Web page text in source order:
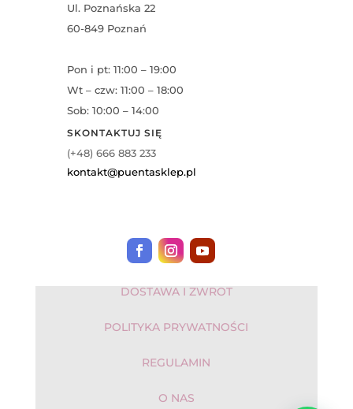
Ul. Poznańska 22
60-849 Poznań
Pon i pt: 11:00 – 19:00
Wt – czw: 11:00 – 18:00
Sob: 10:00 – 14:00
SKONTAKTUJ SIĘ
(+48) 666 883 233
kontakt@puentasklep.pl
DOSTAWA I ZWROT
POLITYKA PRYWATNOŚCI
REGULAMIN
O NAS